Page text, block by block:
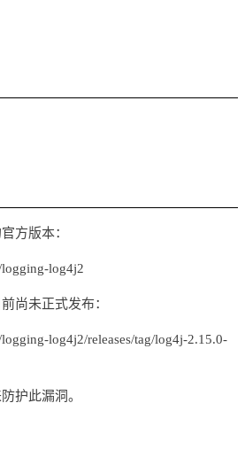
方版本：
logging-log4j2
尚未正式发布：
log4j2/releases/tag/log4j-2.15.0-
护此漏洞。